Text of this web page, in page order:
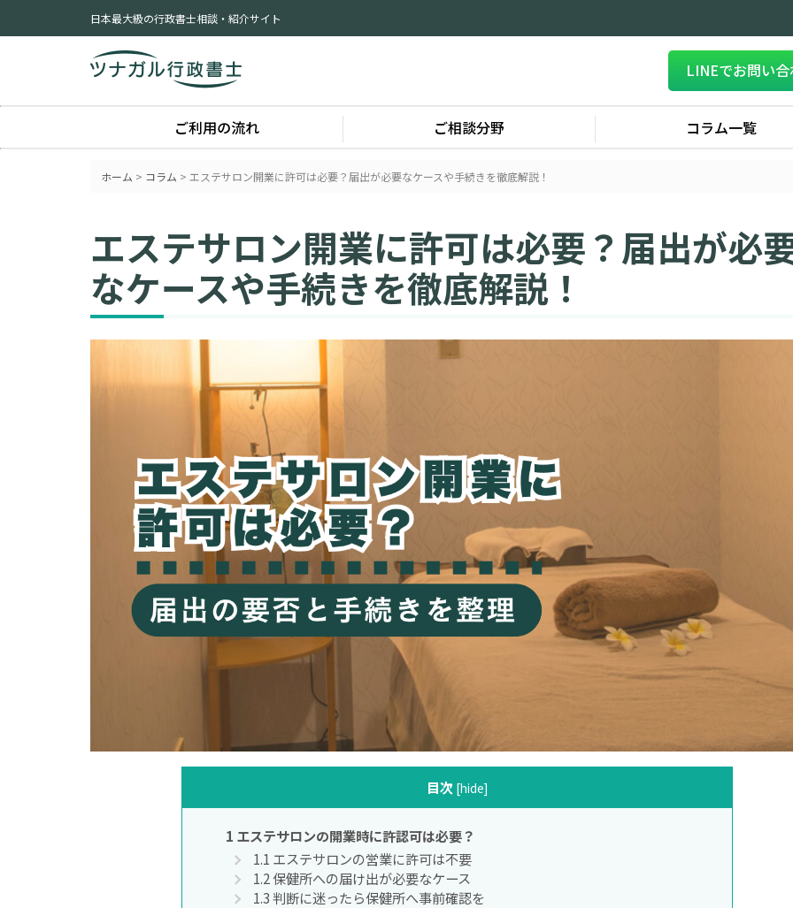
日本最大級の行政書士相談・紹介サイト
LINEでお問い
ご利用の流れ ご相談分野 コラム一覧
ホーム > コラム > エステサロン開業に許可は必要？届出が必要なケースや手続きを徹底解説！
エステサロン開業に許可は必要？届出が必
なケースや手続きを徹底解説！
目次 [hide]
1 エステサロンの開業時に許認可は必要？
1.1 エステサロンの営業に許可は不要
1.2保健所への届け出が必要なケース
1.3判断に迷ったら保健所へ事前確認を